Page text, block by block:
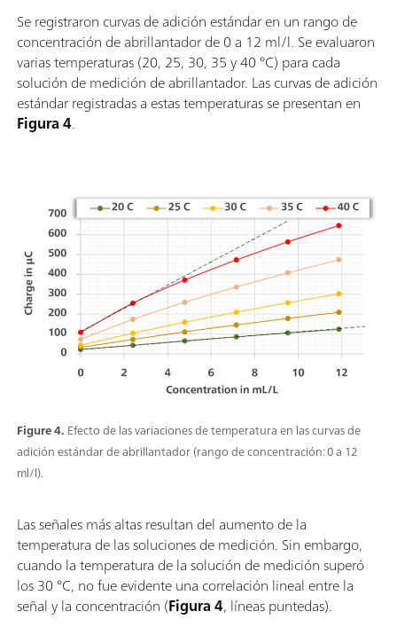
Se registraron curvas de adición estándar en un rango de
concentración de abrillantador de 0 a 12 ml/l. Se evaluaron
varias temperaturas (20, 25, 30, 35 y 40 °C) para cada
solución de medición de abrillantador. Las curvas de adición
estándar registradas a estas temperaturas se presentan en
Figura 4.
Figure 4. Efecto de las variaciones de temperatura en las curvas de
adición estándar de abrillantador (rango de concentración: 0 a 12
ml/l).
Las señales más altas resultan del aumento de la
temperatura de las soluciones de medición. Sin embargo,
cuando la temperatura de la solución de medición superó
los 30 °C, no fue evidente una correlación lineal entre la
señal y la concentración (Figura 4, líneas puntedas).